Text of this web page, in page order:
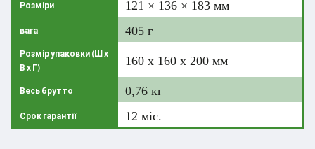
Розміри 121 × 136 × 183 мм
вага 405 г
Розмір упаковки (Ш х
В х Г)
160 х 160 х 200 мм
Весь брутто 0,76 кг
Срок гарантії 12 міс.